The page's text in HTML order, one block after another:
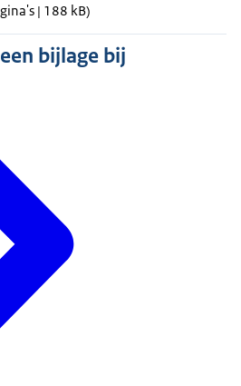
| 188 kB)
bijlage bij